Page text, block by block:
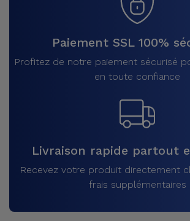
Paiement SSL 100%
Profitez de notre paiement sécurisé
en toute confiance
Livraison rapide partout
Recevez votre produit directement
frais supplémentaires